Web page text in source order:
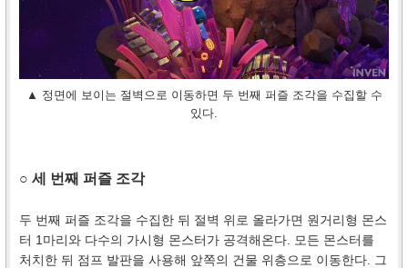
▲ 정면에 보이는 절벽으로 이동하면 두 번째 퍼즐 조각을 수집할 수
있다.
○ 세 번째 퍼즐 조각
두 번째 퍼즐 조각을 수집한 뒤 절벽 위로 올라가면 원거리형 몬스
터 1마리와 다수의 가시형 몬스터가 공격해온다. 모든 몬스터를
처치한 뒤 점프 발판을 사용해 앞쪽의 건물 위층으로 이동한다. 그